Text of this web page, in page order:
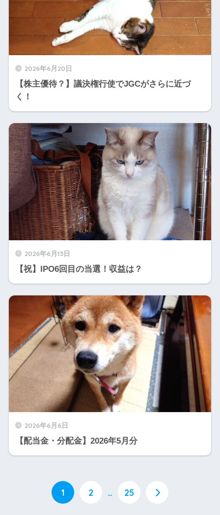
2026年6月20日
【株主優待？】議決権行使でJGCがさらに近づ
く！
2026年6月13日
【祝】IPO6回目の当選！収益は？
2026年6月6日
【配当金・分配金】2026年5月分
1 2 … 25